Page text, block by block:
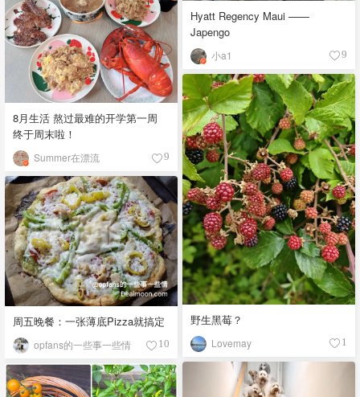
Hyatt Regency Maui ——
Japengo
小a1 9
8月生活 熬过最难的开学第一周
终于周末啦！
Summer在漂流 9
野生黑莓？
Lovemay 1
周五晚餐：一张薄底Pizza就搞定
opfans的一些事一些情 10